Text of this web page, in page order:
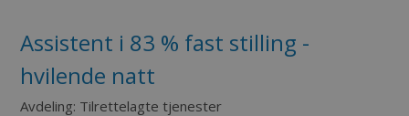
Assistent i 83 % fast stilling -
hvilende natt
Avdeling: Tilrettelagte tjenester